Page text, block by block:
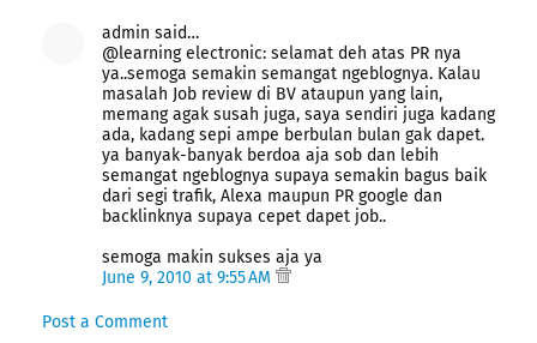
admin said…
@learning electronic: selamat deh atas PR nya
ya..semoga semakin semangat ngeblognya. Kalau
masalah Job review di BV ataupun yang lain,
memang agak susah juga, saya sendiri juga kadang
ada, kadang sepi ampe berbulan bulan gak dapet.
ya banyak-banyak berdoa aja sob dan lebih
semangat ngeblognya supaya semakin bagus baik
dari segi trafik, Alexa maupun PR google dan
backlinknya supaya cepet dapet job..
semoga makin sukses aja ya
June 9, 2010 at 9:55 AM
Post a Comment